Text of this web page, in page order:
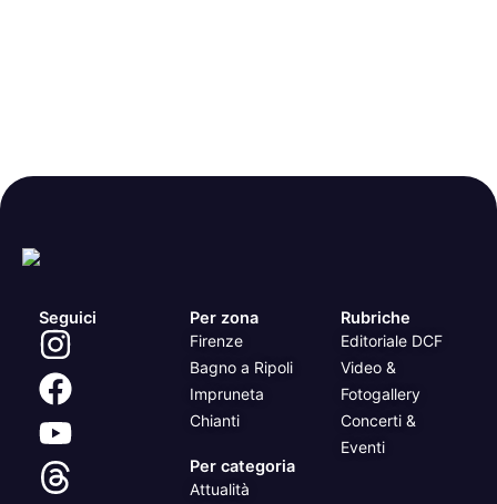
Seguici Per zona
Firenze
Bagno a Ripoli
Impruneta
Chianti
Per categoria
Attualità
Rubriche
Editoriale DCF
Video &
Fotogallery
Concerti &
Eventi